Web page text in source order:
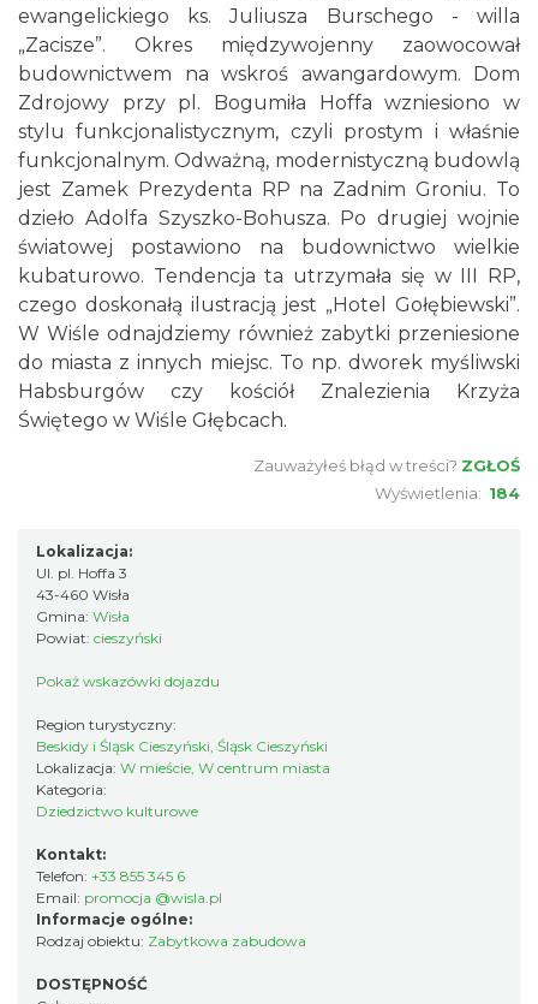
ewangelickiego ks. Juliusza Burschego - willa
„Zacisze”. Okres międzywojenny zaowocował
budownictwem na wskroś awangardowym. Dom
Zdrojowy przy pl. Bogumiła Hoffa wzniesiono w
stylu funkcjonalistycznym, czyli prostym i właśnie
funkcjonalnym. Odważną, modernistyczną budowlą
jest Zamek Prezydenta RP na Zadnim Groniu. To
dzieło Adolfa Szyszko-Bohusza. Po drugiej wojnie
światowej postawiono na budownictwo wielkie
kubaturowo. Tendencja ta utrzymała się w III RP,
czego doskonałą ilustracją jest „Hotel Gołębiewski”.
W Wiśle odnajdziemy również zabytki przeniesione
do miasta z innych miejsc. To np. dworek myśliwski
Habsburgów czy kościół Znalezienia Krzyża
Świętego w Wiśle Głębcach.
Zauważyłeś błąd w treści? ZGŁOŚ
Wyświetlenia: 184
Lokalizacja:
Ul. pl. Hoffa 3
43-460 Wisła
Gmina: Wisła
Powiat: cieszyński
Pokaż wskazówki dojazdu
Region turystyczny:
Beskidy i Śląsk Cieszyński, Śląsk Cieszyński
Lokalizacja: W mieście, W centrum miasta
Kategoria:
Dziedzictwo kulturowe
Kontakt:
Telefon: +33 855 345 6
Email: promocja @wisla.pl
Informacje ogólne:
Rodzaj obiektu: Zabytkowa zabudowa
DOSTĘPNOŚĆ